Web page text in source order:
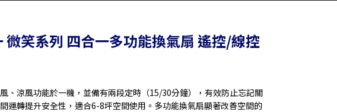
微笑系列 四合一多功能換氣扇 遙控/線控
、涼風功能於一機，並備有兩段定時（15/30分鐘），有效防止忘記關
運轉提升安全性，適合6-8坪空間使用。多功能換氣扇顯著改善空間的